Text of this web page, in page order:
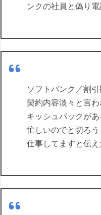
ンクの社員と偽り
ソフトバンク／割引
契約内容淡々と言
キッシュバックがあ
忙しいのでと切ろう
仕事してますと伝え